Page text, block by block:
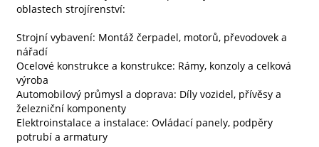
oblastech strojírenství:
Strojní vybavení: Montáž čerpadel, motorů, převodovek a
nářadí
Ocelové konstrukce a konstrukce: Rámy, konzoly a celková
výroba
Automobilový průmysl a doprava: Díly vozidel, přívěsy a
železniční komponenty
Elektroinstalace a instalace: Ovládací panely, podpěry
potrubí a armatury